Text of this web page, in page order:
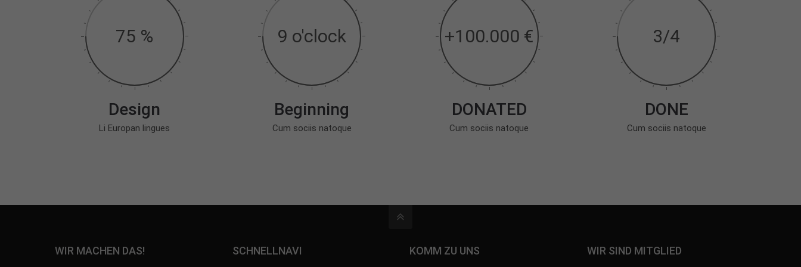
75 %
Design
Li Europan lingues
9 o'clock
Beginning
Cum sociis natoque
+100.000 €
DONATED
Cum sociis natoque
3/4
DONE
Cum sociis natoque
WIR MACHEN DAS! SCHNELLNAVI KOMM ZU UNS WIR SIND MITGLIED